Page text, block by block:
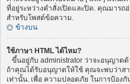
ที่อยู่ระหว่างคำสั่งเปิดและปิด. คุณมารถ
สำหรับโพสต์ข้อความ.
ข้างบน
ใช้ภาษา HTML ได้ไหม?
ขึ้นอยู่กับ administrator ว่าจะอนุญาต
ถ้าคุณได้รับอนุญาตให้ใช้ คุณจะพบว่าสา
เท่านั้น. เพื่อ ความปลอดภัย ในการป้อง